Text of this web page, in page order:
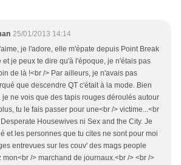
25/01/2013 14:14
je l'adore, elle m'épate depuis Point Break
et je peux te dire qu'à l'époque, je n'étais pas
de là !<br /> Par ailleurs, je n'avais pas
que descendre QT c'était à la mode. Bien
je ne vois que des tapis rouges déroulés autour
tu le fais passer pour une<br /> victime...<br
Housewives ni Sex and the City. Je
et les personnes que tu cites ne sont pour moi
entrevues sur les couv' des mags people
mon<br /> marchand de journaux.<br /> <br />